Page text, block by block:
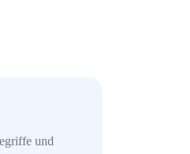
und